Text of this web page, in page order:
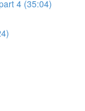
4 (35:04)